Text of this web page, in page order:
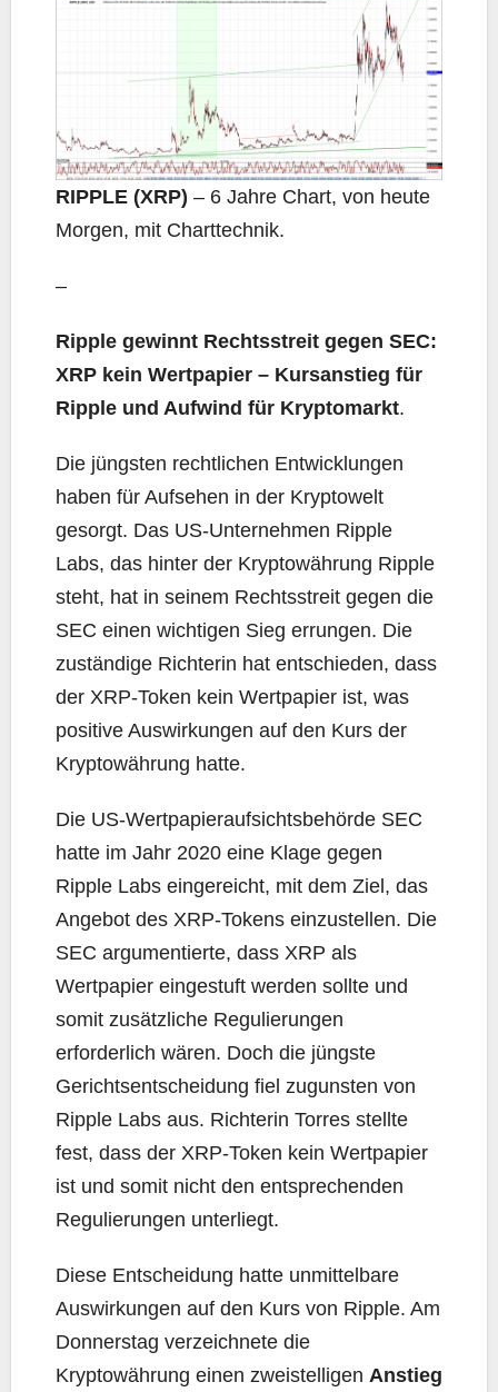
RIPPLE (XRP) – 6 Jahre Chart, von heute
Morgen, mit Charttechnik.
–
Ripple gewinnt Rechtsstreit gegen SEC:
XRP kein Wertpapier – Kursanstieg für
Ripple und Aufwind für Kryptomarkt.
Die jüngsten rechtlichen Entwicklungen
haben für Aufsehen in der Kryptowelt
gesorgt. Das US-Unternehmen Ripple
Labs, das hinter der Kryptowährung Ripple
steht, hat in seinem Rechtsstreit gegen die
SEC einen wichtigen Sieg errungen. Die
zuständige Richterin hat entschieden, dass
der XRP-Token kein Wertpapier ist, was
positive Auswirkungen auf den Kurs der
Kryptowährung hatte.
Die US-Wertpapieraufsichtsbehörde SEC
hatte im Jahr 2020 eine Klage gegen
Ripple Labs eingereicht, mit dem Ziel, das
Angebot des XRP-Tokens einzustellen. Die
SEC argumentierte, dass XRP als
Wertpapier eingestuft werden sollte und
somit zusätzliche Regulierungen
erforderlich wären. Doch die jüngste
Gerichtsentscheidung fiel zugunsten von
Ripple Labs aus. Richterin Torres stellte
fest, dass der XRP-Token kein Wertpapier
ist und somit nicht den entsprechenden
Regulierungen unterliegt.
Diese Entscheidung hatte unmittelbare
Auswirkungen auf den Kurs von Ripple. Am
Donnerstag verzeichnete die
Kryptowährung einen zweistelligen Anstieg